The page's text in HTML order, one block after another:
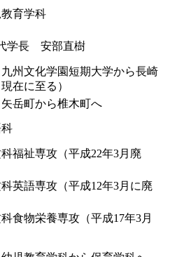
教育学科
学長 安部直樹
九州文化学園短期大学から長崎
在に至る）
矢岳町から椎木町へ
科
科福祉専攻（平成22年3月廃
科英語専攻（平成12年3月に廃
科食物栄養専攻（平成17年3月